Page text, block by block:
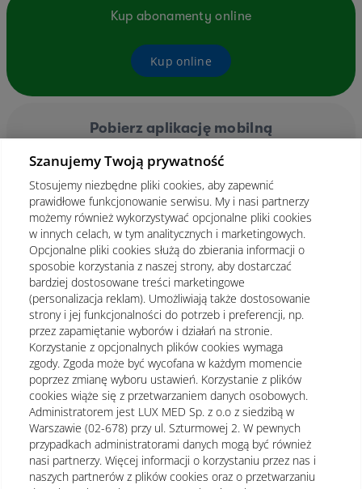
Kup abonamenty online
Kup online
Pobierz aplikację mobilną
Polityka prywatności Notka prawna
Dane osobowe Mapa strony
Szanujemy Twoją prywatność
Stosujemy niezbędne pliki cookies, aby zapewnić
prawidłowe funkcjonowanie serwisu. My i nasi partnerzy
możemy również wykorzystywać opcjonalne pliki cookies
w innych celach, w tym analitycznych i marketingowych.
Opcjonalne pliki cookies służą do zbierania informacji o
sposobie korzystania z naszej strony, aby dostarczać
bardziej dostosowane treści marketingowe
(personalizacja reklam). Umożliwiają także dostosowanie
strony i jej funkcjonalności do potrzeb i preferencji, np.
przez zapamiętanie wyborów i działań na stronie.
Korzystanie z opcjonalnych plików cookies wymaga
zgody. Zgoda może być wycofana w każdym momencie
poprzez zmianę wyboru ustawień. Korzystanie z plików
cookies wiąże się z przetwarzaniem danych osobowych.
Administratorem jest LUX MED Sp. z o.o z siedzibą w
Warszawie (02-678) przy ul. Szturmowej 2. W pewnych
przypadkach administratorami danych mogą być również
nasi partnerzy. Więcej informacji o korzystaniu przez nas i
naszych partnerów z plików cookies oraz o przetwarzaniu